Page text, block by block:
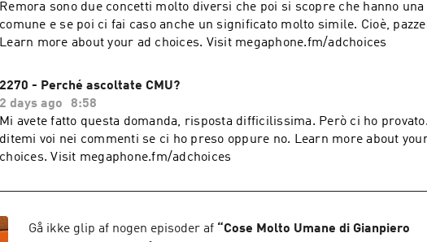
Remora sono due concetti molto diversi che poi si scopre che hanno
comune e se poi ci fai caso anche un significato molto simile. Cioè,
Learn more about your ad choices. Visit megaphone.fm/adchoices
2270 - Perché ascoltate CMU?
2 days ago
8:58
Mi avete fatto questa domanda, risposta difficilissima. Però ci ho
ditemi voi nei commenti se ci ho preso oppure no. Learn more about your ad
choices. Visit megaphone.fm/adchoices
Gå ikke glip af nogen episoder af “Cose Molto Umane di Gianpiero